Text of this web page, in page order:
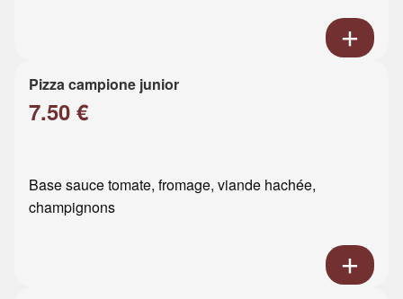
Pizza campione junior
7.50 €
Base sauce tomate, fromage, viande hachée,
champignons